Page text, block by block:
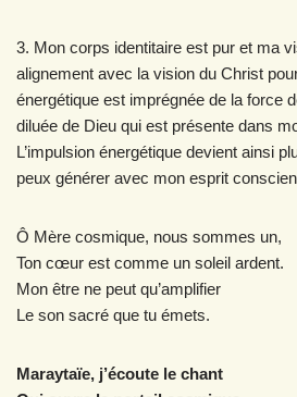
3. Mon corps identitaire est pur et ma
alignement avec la vision du Christ
énergétique est imprégnée de la force
diluée de Dieu qui est présente dans
L’impulsion énergétique devient ainsi
peux générer avec mon esprit
Ô Mère cosmique, nous sommes un,
Ton cœur est comme un soleil ardent.
Mon être ne peut qu’amplifier
Le son sacré que tu émets.
Maraytaïe, j’écoute le chant